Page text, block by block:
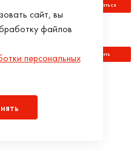
Подписаться
заказа:
Оплатить
сайт, вы
файлов
персональных